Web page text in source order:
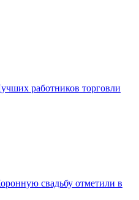
работников торговли
свадьбу отметили в